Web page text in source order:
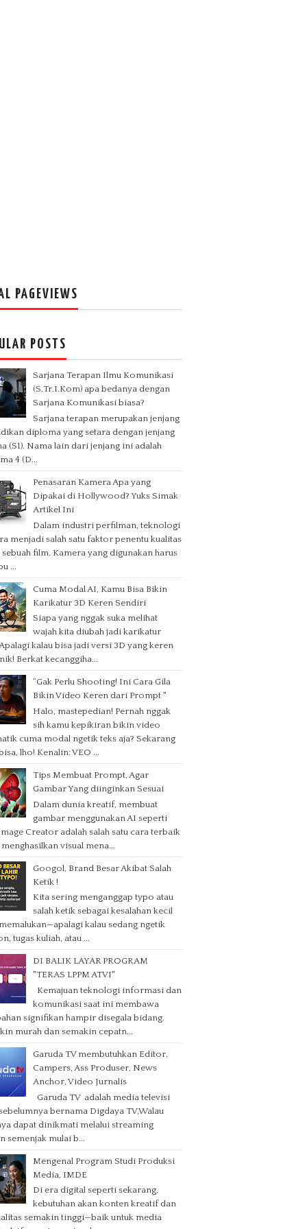
PAGEVIEWS
POSTS
Sarjana Terapan Ilmu Komunikasi
(S.Tr.I.Kom) apa bedanya dengan
Sarjana Komunikasi biasa?
Sarjana terapan merupakan jenjang
diploma yang setara dengan jenjang
(S1). Nama lain dari jenjang ini adalah
4 (D...
Penasaran Kamera Apa yang
Dipakai di Hollywood? Yuks Simak
Artikel Ini
Dalam industri perfilman, teknologi
menjadi salah satu faktor penentu kualitas
sebuah film. Kamera yang digunakan harus
...
Cuma Modal AI, Kamu Bisa Bikin
Karikatur 3D Keren Sendiri
Siapa yang nggak suka melihat
wajah kita diubah jadi karikatur
kalau bisa jadi versi 3D yang keren
Berkat kecanggiha...
“Gak Perlu Shooting! Ini Cara Gila
Bikin Video Keren dari Prompt "
Halo, mastepedian! Pernah nggak
sih kamu kepikiran bikin video
cuma modal ngetik teks aja? Sekarang
lho! Kenalin: VEO ...
Tips Membuat Prompt, Agar
Gambar Yang diinginkan Sesuai
Dalam dunia kreatif, membuat
gambar menggunakan AI seperti
Creator adalah salah satu cara terbaik
visual mena...
Googol, Brand Besar Akibat Salah
Ketik !
Kita sering menganggap typo atau
salah ketik sebagai kesalahan kecil
kalau sedang ngetik
tugas kuliah, atau ...
DI BALIK LAYAR PROGRAM
"TERAS LPPM ATVI"
Kemajuan teknologi informasi dan
komunikasi saat ini membawa
signifikan hampir disegala bidang.
murah dan semakin cepatn...
Garuda TV membutuhkan Editor,
Campers, Ass Produser, News
Anchor, Video Jurnalis
Garuda TV adalah media televisi
bernama Digdaya TV,Walau
dapat dinikmati melalui streaming
semenjak mulai b...
Mengenal Program Studi Produksi
Media, IMDE
Di era digital seperti sekarang,
kebutuhan akan konten kreatif dan
semakin tinggi—baik untuk media